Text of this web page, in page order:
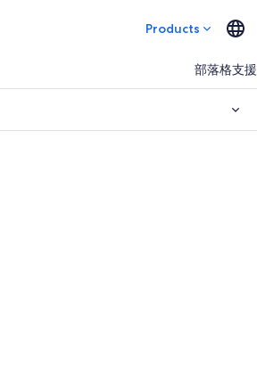
Products
部落格支援